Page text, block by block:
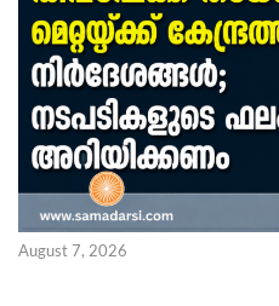
August 7, 2026